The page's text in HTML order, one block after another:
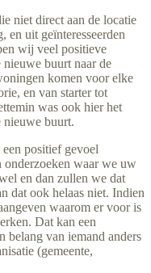
niet direct aan de locatie
en uit geïnteresseerden
wij veel positieve
buurt naar de
komen voor elke
en van starter tot
was ook hier het
nieuwe buurt.
positief gevoel
onderzoeken waar we uw
en dan zullen we dat
dat ook helaas niet. Indien
waarom er voor is
Dat kan een
belang van iemand anders
(gemeente,